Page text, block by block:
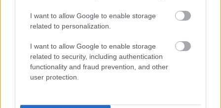
I want to allow Google to enable storage
related to personalization.
I want to allow Google to enable storage
related to security, including authentication
functionality and fraud prevention, and other
user protection.
Mir végül csak 32 kört futott, tehát nagyjából a többi
pilóta által teljesített távnak a felét tudta megtenni. A
leintéskor a tizenkilencedik legjobb idő állt a neve mellett,
amivel az állandó versenyzők közül csak Luca Marinit és
Augusto Fernándezt tudta megelőzni, az első helyen